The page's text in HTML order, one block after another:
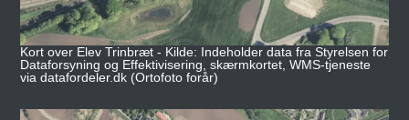
Kort over Elev Trinbræt - Kilde: Indeholder data fra Styrelsen for
Dataforsyning og Effektivisering, skærmkortet, WMS-tjeneste
via datafordeler.dk (Ortofoto forår)